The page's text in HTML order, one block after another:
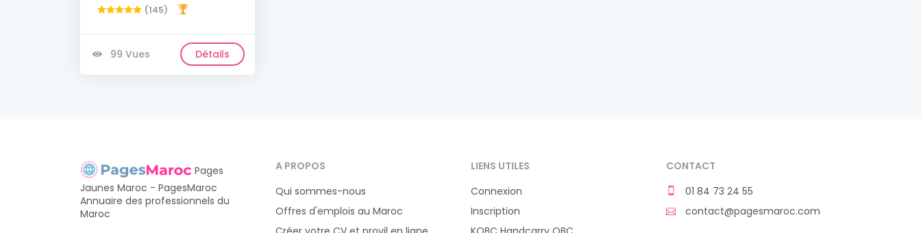
(145)
99 Vues Détails
Pages
Jaunes Maroc - PagesMaroc
Annuaire des professionnels du
Maroc
A PROPOS
Qui sommes-nous
Offres d'emplois au Maroc
LIENS UTILES
Connexion
Inscription
CONTACT
01 84 73 24 55
contact@pagesmaroc.com